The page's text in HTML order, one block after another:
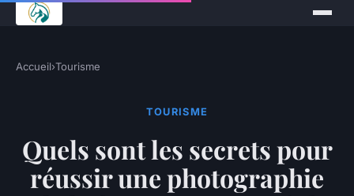
Accueil›Tourisme
TOURISME
Quels sont les secrets pour
réussir une photographie